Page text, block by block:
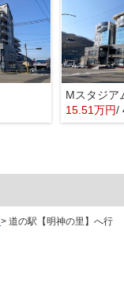
Mスタジア
15.51万円/
> 道の駅【明神の里】へ行